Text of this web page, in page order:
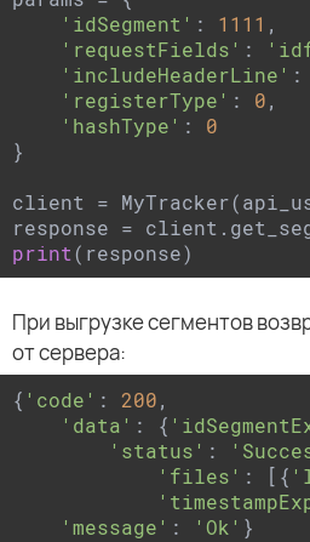
'idSegment' : 1111 ,
'requestFields' :
'includeHeaderLine' :
'registerType' : 0,
'hashType' : 0
}
client =
print(response)
При выгрузке сегментов
от сервера:
{ 'code' : 200,
'data' : {
'status' :
'files' : [{
'message' : 'Ok'